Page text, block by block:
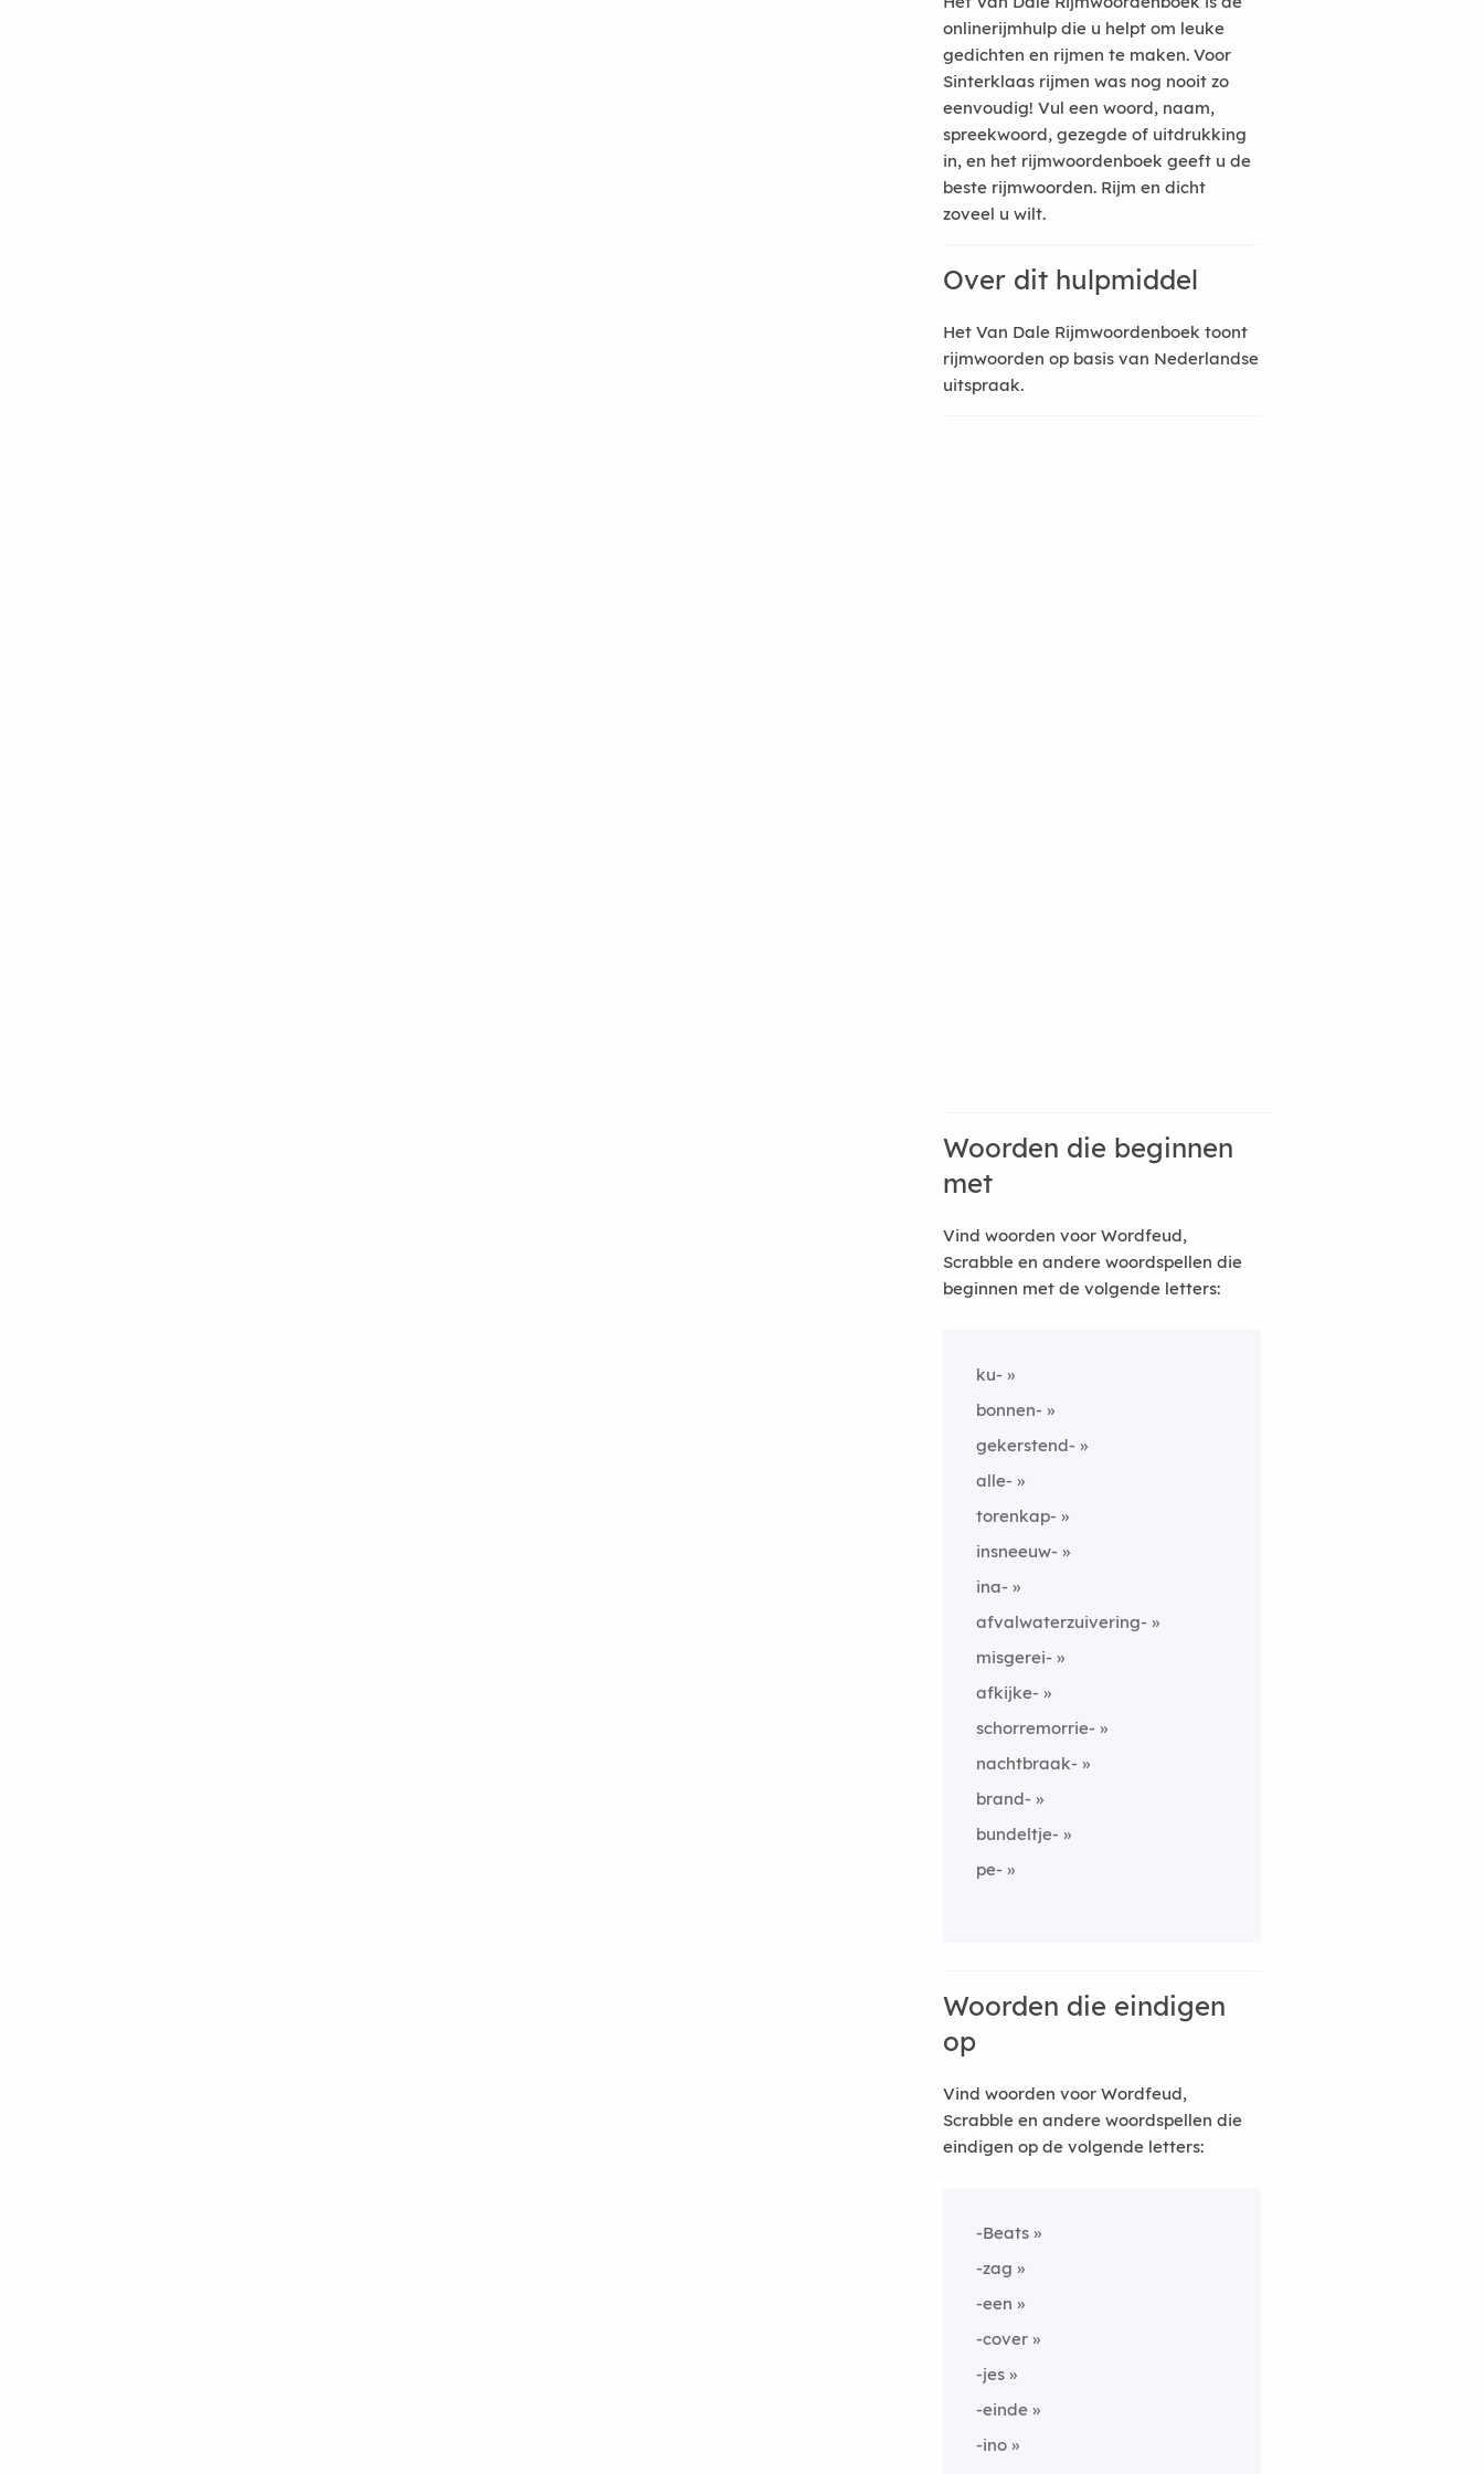
onlinerijmhulp die u helpt om leuke
gedichten en rijmen te maken. Voor
Sinterklaas rijmen was nog nooit zo
eenvoudig! Vul een woord, naam,
spreekwoord, gezegde of uitdrukking
in, en het rijmwoordenboek geeft u de
beste rijmwoorden. Rijm en dicht
zoveel u wilt.
Over dit hulpmiddel
Het Van Dale Rijmwoordenboek toont
rijmwoorden op basis van Nederlandse
uitspraak.
Woorden die beginnen
met
Vind woorden voor Wordfeud,
Scrabble en andere woordspellen die
beginnen met de volgende letters:
ku-
bonnen-
gekerstend-
alle-
torenkap-
insneeuw-
ina-
afvalwaterzuivering-
misgerei-
afkijke-
schorremorrie-
nachtbraak-
brand-
bundeltje-
pe-
Woorden die eindigen
op
Vind woorden voor Wordfeud,
Scrabble en andere woordspellen die
eindigen op de volgende letters:
-Beats
-zag
-een
-cover
-jes
-einde
-ino